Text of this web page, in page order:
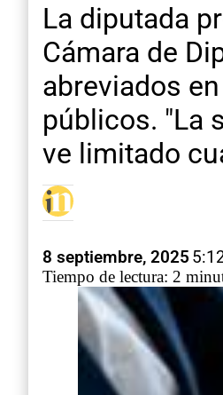
La diputada
Cámara de
abreviados
públicos. "La
ve limitado
8 septiembre, 2025
Tiempo de lectura: 2